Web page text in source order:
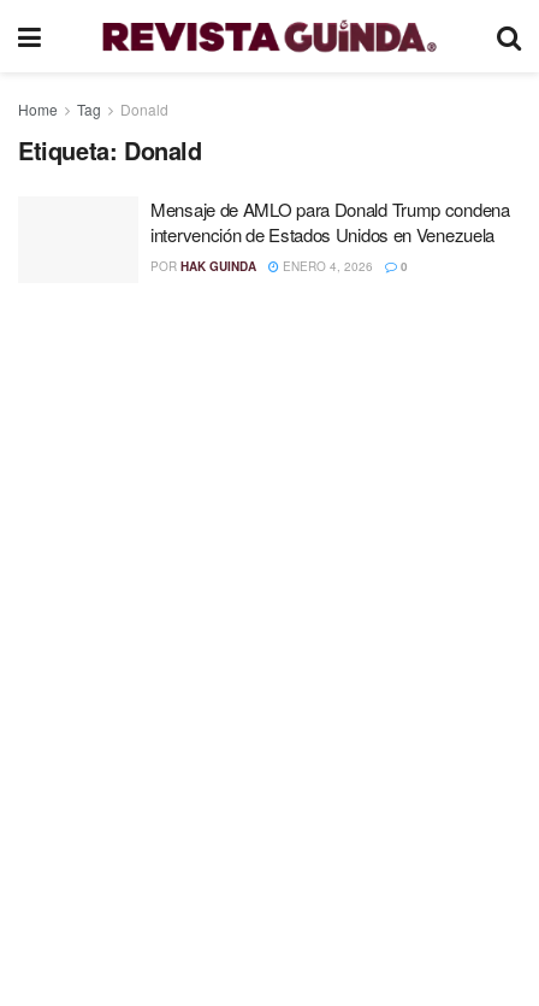
Home Tag Donald
Etiqueta: Donald
Mensaje de AMLO para Donald Trump condena
intervención de Estados Unidos en Venezuela
POR HAK GUINDA ENERO 4, 2026 0